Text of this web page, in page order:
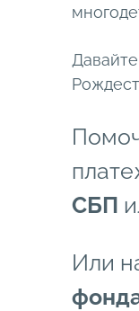
СБП
Или